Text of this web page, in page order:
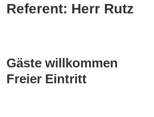
Referent: Herr Rutz
Gäste willkommen
Freier Eintritt